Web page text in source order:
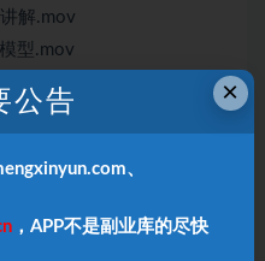
解.mov
型.mov
消耗玩法（课节合
.mov
玩法.mov
玩法（2）快筛 5 组流量
×
公告
、
，APP不是副业库的尽快